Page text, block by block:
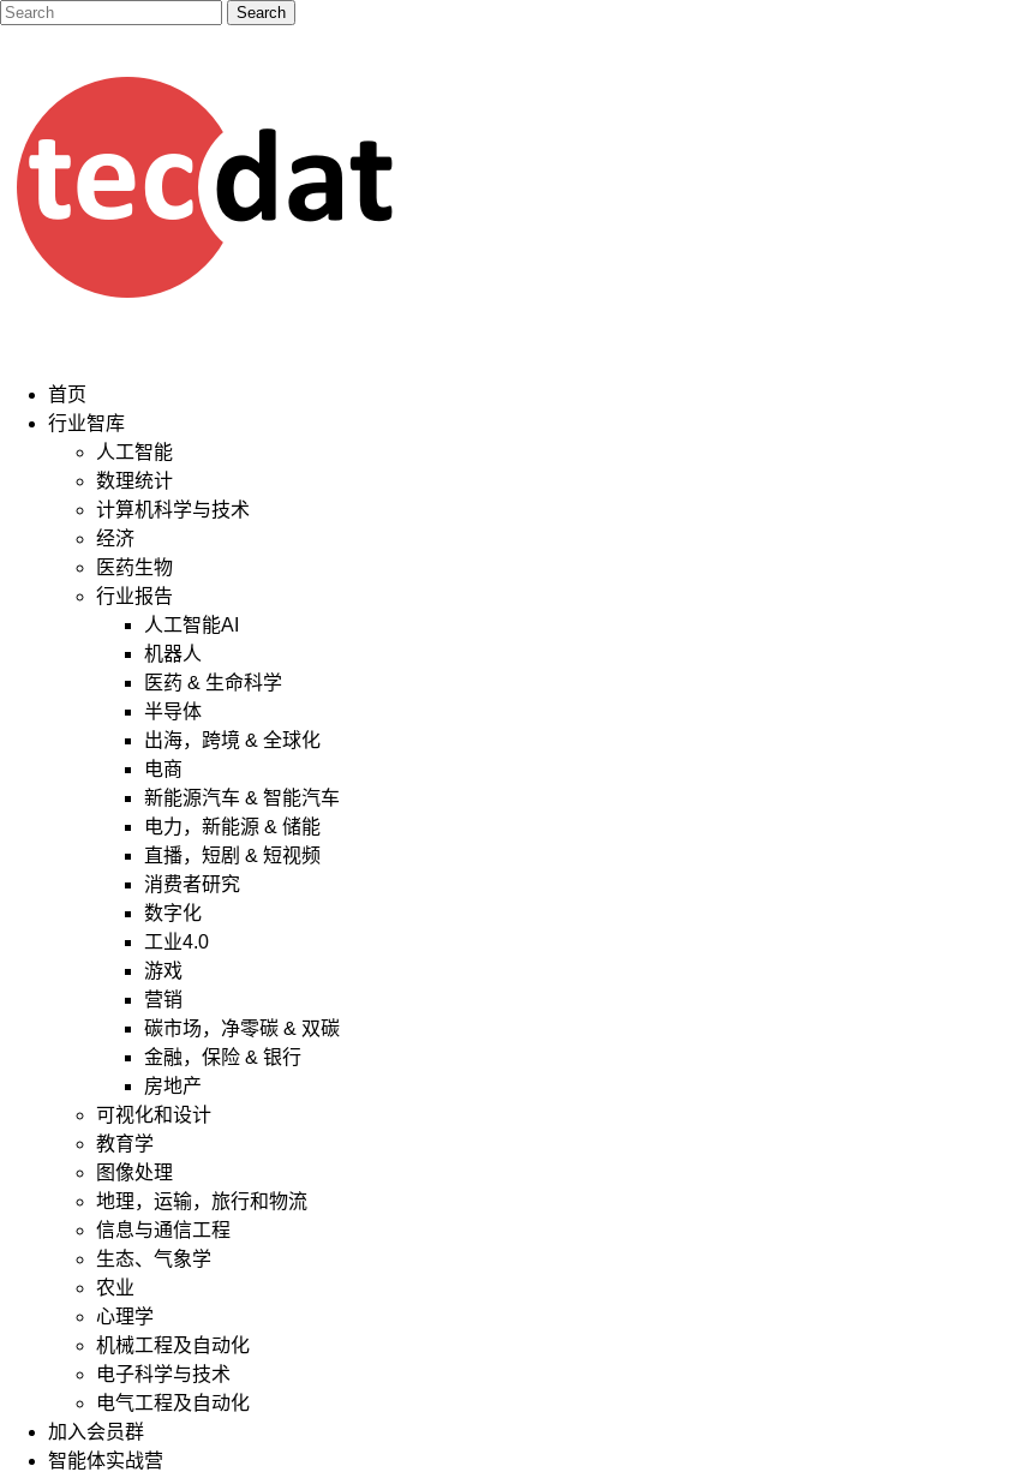
首页
行业智库
人工智能
数理统计
计算机科学与技术
经济
医药生物
行业报告
人工智能AI
机器人
医药 & 生命科学
半导体
出海，跨境 & 全球化
电商
新能源汽车 & 智能汽车
电力，新能源 & 储能
直播，短剧 & 短视频
消费者研究
数字化
工业4.0
游戏
营销
碳市场，净零碳 & 双碳
金融，保险 & 银行
房地产
可视化和设计
教育学
图像处理
地理，运输，旅行和物流
信息与通信工程
生态、气象学
农业
心理学
机械工程及自动化
电子科学与技术
电气工程及自动化
加入会员群
智能体实战营